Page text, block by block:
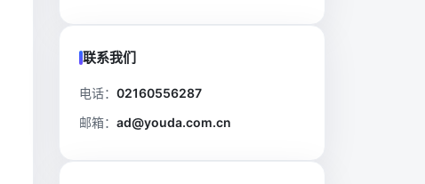
联系我们
电话： 02160556287
邮箱： ad@youda.com.cn